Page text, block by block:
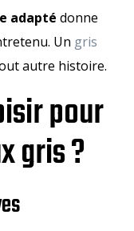
adapté donne
Un gris
autre histoire.
pour
gris ?